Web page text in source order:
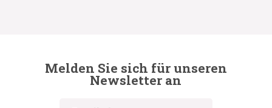
Melden Sie sich für unseren
Newsletter an